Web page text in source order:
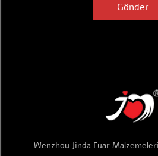
Gönder
Wenzhou Jinda Fuar